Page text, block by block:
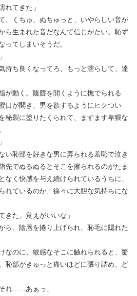
れてきた」
、くちゅ、ぬちゅっと、いやらしい音が
ら生まれた音だなんて信じがたい。恥ず
ってしまいそうだ。
持ち良くなってろ。もっと濡らして、達
が動く。陰唇を開くように撫でられる
口が開き、男を欲するようにヒクつい
秘裂に塗りたくられて、ますます卑猥な
い恥部を好きな男に弄られる羞恥で泣き
先でぬるぬるとそこを擦られるのがたま
なく快感を与え続けられているうちに、
れているのか、徐々に大胆な気持ちにな
きた、覚えがいいな」
ら、陰唇を捲り上げられ、恥毛に隠れた
なのに、敏感なそこに触れられると、驚
恥部がきゅっと痛いほどに張り詰め、ど
れ……あぁっ」